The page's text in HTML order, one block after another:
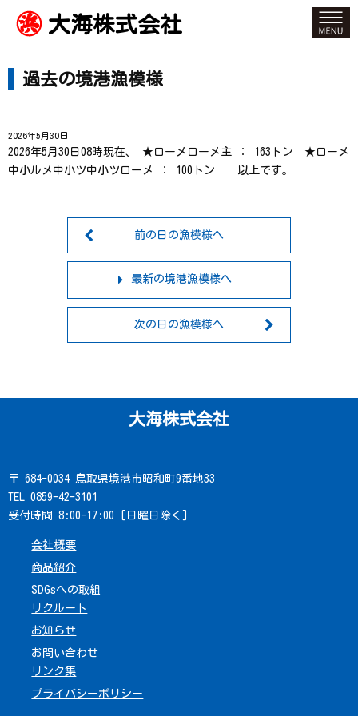
大海株式会社
過去の境港漁模様
2026年5月30日
2026年5月30日08時現在、 ★ローメローメ主 ： 163トン ★ローメ
中小ルメ中小ツ中小ツローメ ： 100トン 以上です。
前の日の漁模様へ
最新の境港漁模様へ
次の日の漁模様へ
大海株式会社
〒 684-0034 鳥取県境港市昭和町9番地33
TEL 0859-42-3101
受付時間 8:00-17:00 [日曜日除く]
会社概要
商品紹介
SDGsへの取組
リクルート
お知らせ
お問い合わせ
リンク集
プライバシーポリシー